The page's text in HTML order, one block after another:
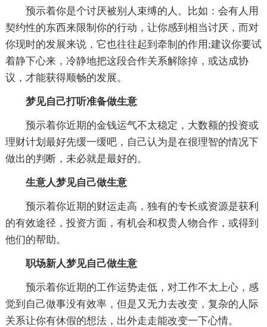
预示着你是个讨厌被别人束缚的人。比如：会有人用
契约性的东西来限制你的行动，让你感到相当讨厌，而对
你现时的发展来说，它也往往起到牵制的作用;建议你要试
着静下心来，冷静地把这段合作关系解除掉，或达成协
议，才能获得顺畅的发展。
梦见自己打听准备做生意
预示着你近期的金钱运气不太稳定，大数额的投资或
理财计划最好先缓一缓吧，自己认为是在很理智的情况下
做出的判断，未必就是最好的。
生意人梦见自己做生意
预示着你近期的财运走高，独有的专长或资源是获利
的有效途径，投资方面，有机会和权贵人物合作，或得到
他们的帮助。
职场新人梦见自己做生意
预示着你近期的工作运势走低，对工作不太上心，感
觉到自己做事没有效率，但是又无力去改变，复杂的人际
关系让你有休假的想法，出外走走能改变一下心情。